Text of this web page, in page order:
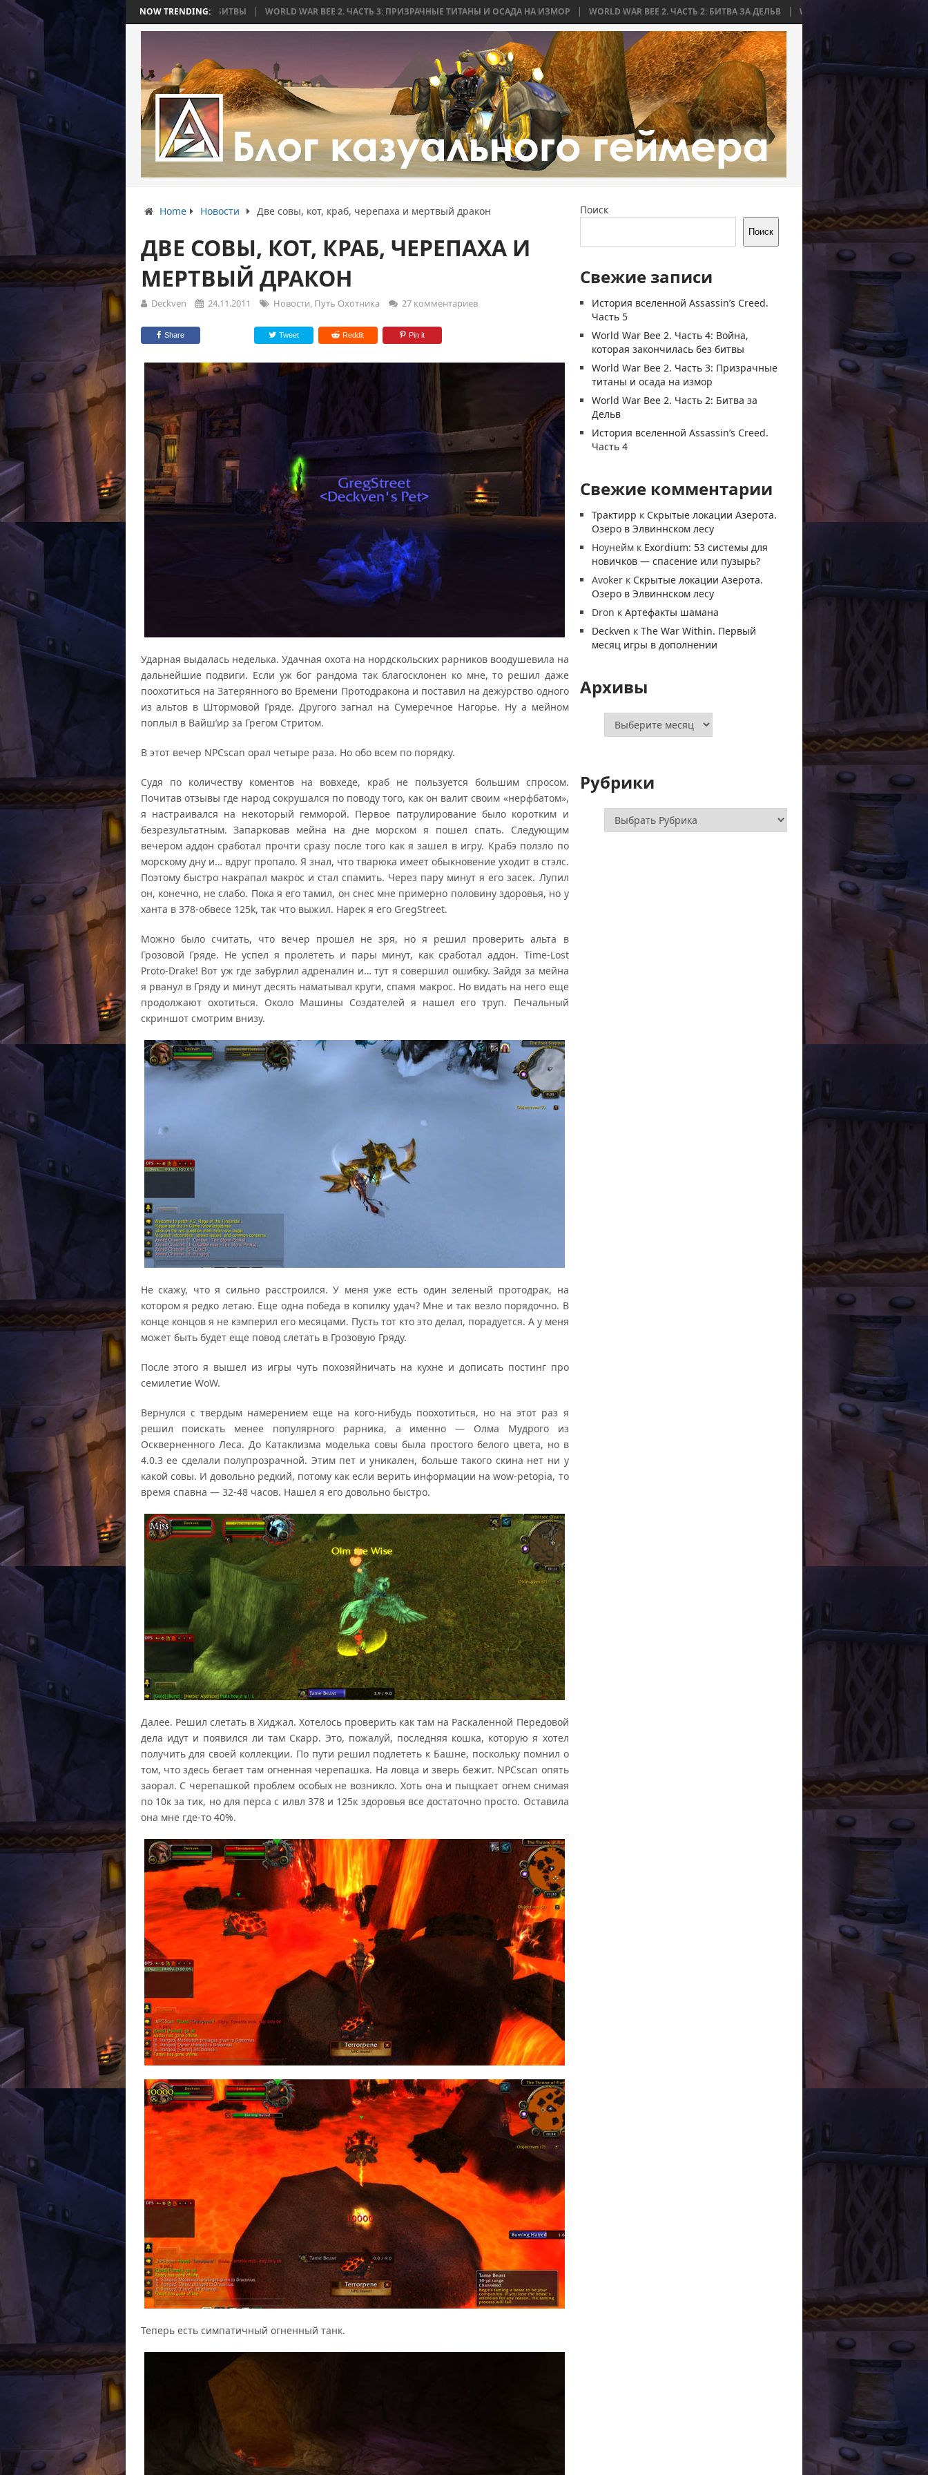
NOW TRENDING:
КОТОРАЯ ЗАКОНЧИЛАСЬ БЕЗ БИТВЫ WORLD WAR BEE 2. ЧАСТЬ 3: ПРИЗРАЧНЫЕ ТИТАНЫ И ОСАДА НА ИЗМОР WORLD WAR BEE 2. ЧАСТЬ 2: БИТВА ЗА ДЕЛЬВ WORLD WAR BEE 2. ЧАСТЬ 1: ПРИЧИНЫ И
Home Новости Две совы, кот, краб, черепаха и мертвый дракон
ДВЕ СОВЫ, КОТ, КРАБ, ЧЕРЕПАХА И
МЕРТВЫЙ ДРАКОН
Deckven 24.11.2011 Новости, Путь Охотника 27 комментариев
Share Tweet Reddit Pin it
Ударная выдалась неделька. Удачная охота на нордскольских рарников воодушевила на
дальнейшие подвиги. Если уж бог рандома так благосклонен ко мне, то решил даже
поохотиться на Затерянного во Времени Протодракона и поставил на дежурство одного
из альтов в Штормовой Гряде. Другого загнал на Сумеречное Нагорье. Ну а мейном
поплыл в Вайш’ир за Грегом Стритом.
В этот вечер NPCscan орал четыре раза. Но обо всем по порядку.
Судя по количеству коментов на вовхеде, краб не пользуется большим спросом.
Почитав отзывы где народ сокрушался по поводу того, как он валит своим «нерфбатом»,
я настраивался на некоторый гемморой. Первое патрулирование было коротким и
безрезультатным. Запарковав мейна на дне морском я пошел спать. Следующим
вечером аддон сработал прочти сразу после того как я зашел в игру. Крабэ ползло по
морскому дну и… вдруг пропало. Я знал, что тварюка имеет обыкновение уходит в стэлс.
Поэтому быстро накрапал макрос и стал спамить. Через пару минут я его засек. Лупил
он, конечно, не слабо. Пока я его тамил, он снес мне примерно половину здоровья, но у
ханта в 378-обвесе 125k, так что выжил. Нарек я его GregStreet.
Можно было считать, что вечер прошел не зря, но я решил проверить альта в
Грозовой Гряде. Не успел я пролететь и пары минут, как сработал аддон. Time-Lost
Proto-Drake! Вот уж где забурлил адреналин и… тут я совершил ошибку. Зайдя за мейна
я рванул в Гряду и минут десять наматывал круги, спамя макрос. Но видать на него еще
продолжают охотиться. Около Машины Создателей я нашел его труп. Печальный
скриншот смотрим внизу.
Не скажу, что я сильно расстроился. У меня уже есть один зеленый протодрак, на
котором я редко летаю. Еще одна победа в копилку удач? Мне и так везло порядочно. В
конце концов я не кэмперил его месяцами. Пусть тот кто это делал, порадуется. А у меня
может быть будет еще повод слетать в Грозовую Гряду.
После этого я вышел из игры чуть похозяйничать на кухне и дописать постинг про
семилетие WoW.
Вернулся с твердым намерением еще на кого-нибудь поохотиться, но на этот раз я
решил поискать менее популярного рарника, а именно — Олма Мудрого из
Оскверненного Леса. До Катаклизма моделька совы была простого белого цвета, но в
4.0.3 ее сделали полупрозрачной. Этим пет и уникален, больше такого скина нет ни у
какой совы. И довольно редкий, потому как если верить информации на wow-petopia, то
время спавна — 32-48 часов. Нашел я его довольно быстро.
Далее. Решил слетать в Хиджал. Хотелось проверить как там на Раскаленной Передовой
дела идут и появился ли там Скарр. Это, пожалуй, последняя кошка, которую я хотел
получить для своей коллекции. По пути решил подлететь к Башне, поскольку помнил о
том, что здесь бегает там огненная черепашка. На ловца и зверь бежит. NPCscan опять
заорал. С черепашкой проблем особых не возникло. Хоть она и пыщкает огнем снимая
по 10к за тик, но для перса с илвл 378 и 125к здоровья все достаточно просто. Оставила
она мне где-то 40%.
Теперь есть симпатичный огненный танк.
Поиск
Поиск
Свежие записи
История вселенной Assassin’s Creed.
Часть 5
World War Bee 2. Часть 4: Война,
которая закончилась без битвы
World War Bee 2. Часть 3: Призрачные
титаны и осада на измор
World War Bee 2. Часть 2: Битва за
Дельв
История вселенной Assassin’s Creed.
Часть 4
Свежие комментарии
Трактирр к Скрытые локации Азерота.
Озеро в Элвиннском лесу
Ноунейм к Exordium: 53 системы для
новичков — спасение или пузырь?
Avoker к Скрытые локации Азерота.
Озеро в Элвиннском лесу
Dron кАртефакты шамана
Deckven кThe War Within. Первый
месяц игры в дополнении
Архивы
Архивы
Рубрики
Рубрики